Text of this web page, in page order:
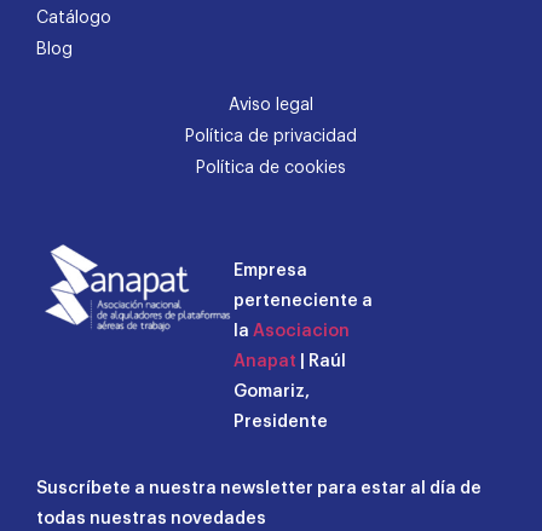
Catálogo
Blog
Aviso legal
Política de privacidad
Política de cookies
Empresa
perteneciente a
la Asociacion
Anapat | Raúl
Gomariz,
Presidente
Suscríbete a nuestra newsletter para estar al día de
todas nuestras novedades